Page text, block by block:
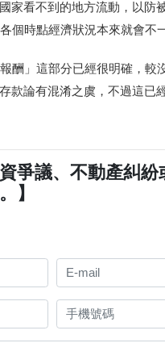
家看不到的地方流動，以防
個時點經濟狀況本來就會不
酬」這部分已經很明確，較
款論有混淆之虞，不過這已
爭議、不動產糾
】